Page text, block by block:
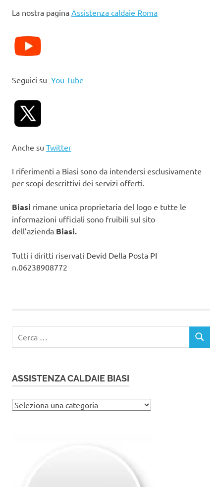
La nostra pagina Assistenza caldaie Roma
Seguici su You Tube
Anche su Twitter
I riferimenti a Biasi sono da intendersi esclusivamente
per scopi descrittivi dei servizi offerti.
Biasi rimane unica proprietaria del logo e tutte le
informazioni ufficiali sono fruibili sul sito
dell’azienda Biasi.
Tutti i diritti riservati Devid Della Posta PI
n.06238908772
per:
CERCA
ASSISTENZA CALDAIE BIASI
Assistenza